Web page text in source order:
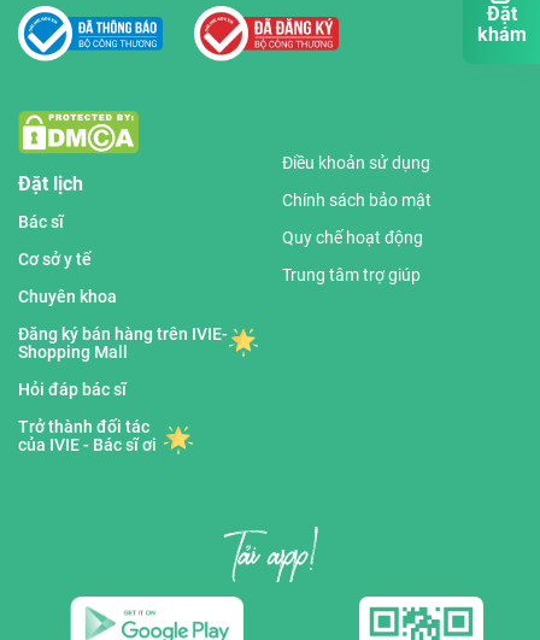
Đặt
khám
Đặt lịch
Bác sĩ
Cơ sở y tế
Chuyên khoa
Đăng ký bán hàng trên IVIE-
Shopping Mall
Hỏi đáp bác sĩ
Trở thành đối tác
của IVIE - Bác sĩ ơi
Điều khoản sử dụng
Chính sách bảo mật
Quy chế hoạt động
Trung tâm trợ giúp